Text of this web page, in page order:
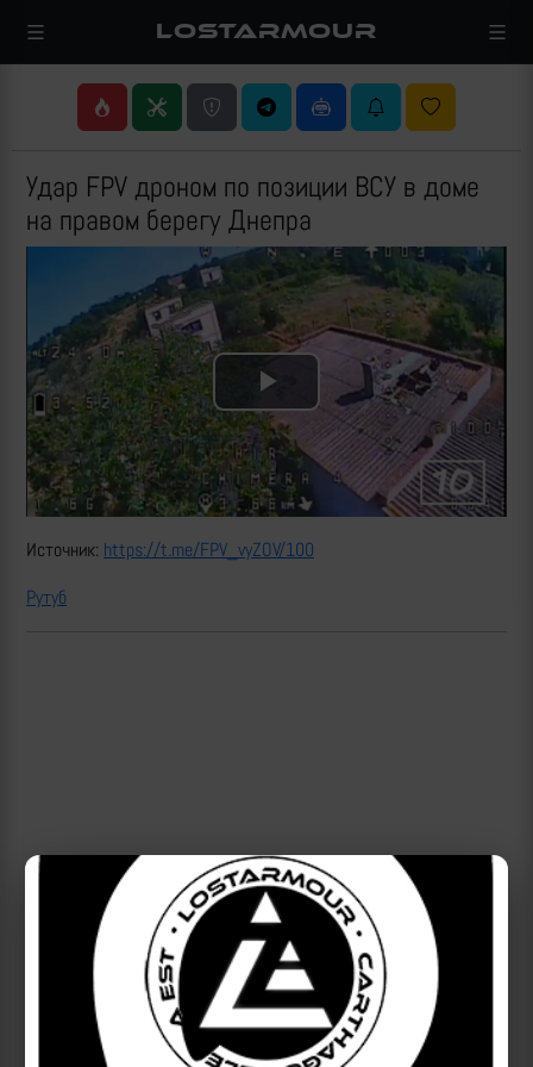
LOSTARMOUR
Удар FPV дроном по позиции ВСУ в доме
на правом берегу Днепра
Play
Video
Источник: https://t.me/FPV_vyZOV/100
Рутуб